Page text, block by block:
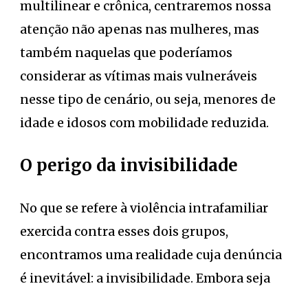
multilinear e crônica, centraremos nossa
atenção não apenas nas mulheres, mas
também naquelas que poderíamos
considerar as vítimas mais vulneráveis ​​
nesse tipo de cenário, ou seja, menores de
idade e idosos com mobilidade reduzida.
O perigo da invisibilidade
No que se refere à violência intrafamiliar
exercida contra esses dois grupos,
encontramos uma realidade cuja denúncia
é inevitável: a invisibilidade. Embora seja